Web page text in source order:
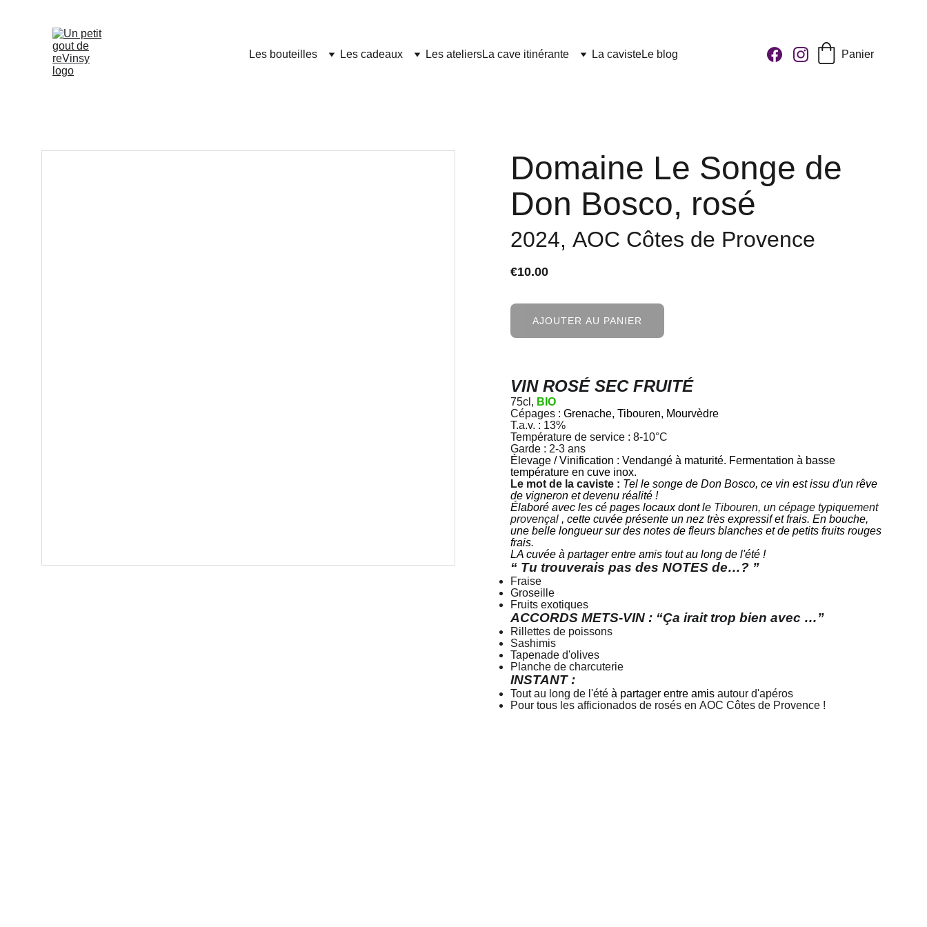
Les bouteilles Les cadeaux Les ateliersLa cave itinérante La cavisteLe blog Panier
Domaine Le Songe de
Don Bosco, rosé
2024, AOC Côtes de Provence
€10.00
AJOUTER AU PANIER
VIN ROSÉ SEC FRUITÉ
75cl, BIO
Cépages : Grenache, Tibouren, Mourvèdre
T.a.v. : 13%
Température de service : 8-10°C
Garde : 2-3 ans
Élevage / Vinification : Vendangé à maturité. Fermentation à basse
température en cuve inox.
Le mot de la caviste : Tel le songe de Don Bosco, ce vin est issu d'un rêve
de vigneron et devenu réalité !
Élaboré avec les cé pages locaux dont le Tibouren, un cépage typiquement
provençal , cette cuvée présente un nez très expressif et frais. En bouche,
une belle longueur sur des notes de fleurs blanches et de petits fruits rouges
frais.
LA cuvée à partager entre amis tout au long de l'été !
“ Tu trouverais pas des NOTES de…? ”
Fraise
Groseille
Fruits exotiques
ACCORDS METS-VIN : “Ça irait trop bien avec …”
Rillettes de poissons
Sashimis
Tapenade d'olives
Planche de charcuterie
INSTANT :
Tout au long de l'été à partager entre amis autour d'apéros
Pour tous les afficionados de rosés en AOC Côtes de Provence !